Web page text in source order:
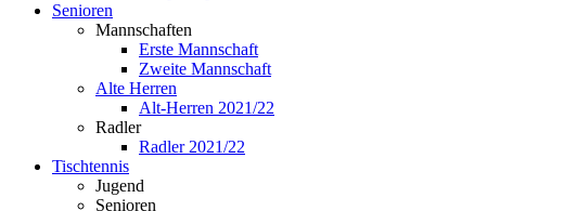
Senioren
Mannschaften
Erste Mannschaft
Zweite Mannschaft
Alte Herren
Alt-Herren 2021/22
Radler
Radler 2021/22
Tischtennis
Jugend
Senioren